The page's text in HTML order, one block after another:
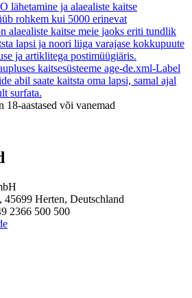
lähetamine ja alaealiste kaitse
rohkem kui 5000 erinevat
alaealiste kaitse meie jaoks eriti tundlik
lapsi ja noori liiga varajase kokkupuute
ja artiklitega postimüügiäris.
kaitsesüsteeme age-de.xml-Label
abil saate kaitsta oma lapsi, samal ajal
surfata.
aastased või vanemad
45699 Herten, Deutschland
2366 500 500